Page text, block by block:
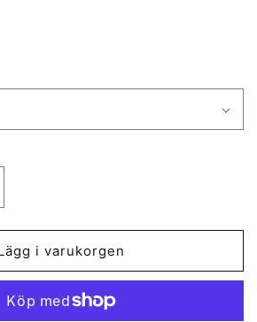
i varukorgen